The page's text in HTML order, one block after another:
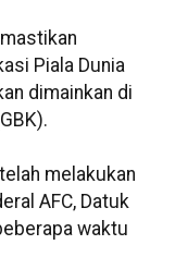
Piala Dunia
dimainkan di
melakukan
AFC, Datuk
waktu